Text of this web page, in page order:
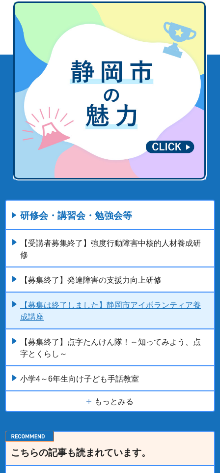
研修会・講習会・勉強会等
【受講者募集終了】強度行動障害中核的人材養成研
修
【募集終了】発達障害の支援力向上研修
【募集は終了しました】静岡市アイボランティア養
成講座
【募集終了】点字たんけん隊！～知ってみよう、点
字とくらし～
小学4～6年生向け子ども手話教室
もっとみる
こちらの記事も読まれています。